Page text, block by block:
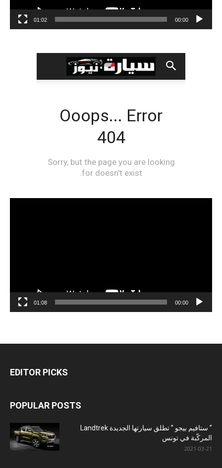
00:00
01:02
00:00
01:08
EDITOR PICKS
POPULAR POSTS
” ستافيم بيجو ” تطلق سيارتها الجديدة Landtrek
المركّبة في تونس
2021-03-21